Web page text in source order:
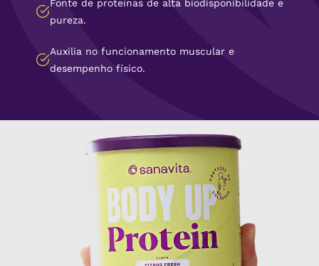
Fonte de proteínas de alta biodisponibilidade e
pureza.
Auxilia no funcionamento muscular e
desempenho físico.